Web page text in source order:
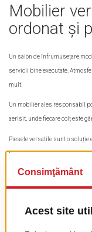
Mobilier
ordonat și
Un salon de înfrumusețare
servicii bine executate.
mult.
Un mobilier ales responsabil
aerisit, unde fiecare colț este
Piesele versatile sunt o soluție
timp, să creezi un decor
Furniture, care îmbină utilul cu
Îl poți folosi ca scaun
de mutat și de integrat,